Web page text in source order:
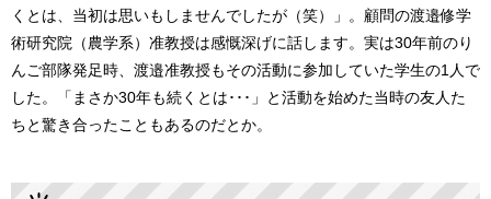
くとは、当初は思いもしませんでしたが（笑）」。顧問の渡邉修学
術研究院（農学系）准教授は感慨深げに話します。実は30年前のり
んご部隊発足時、渡邉准教授もその活動に参加していた学生の1人で
した。「まさか30年も続くとは･･･」と活動を始めた当時の友人た
ちと驚き合ったこともあるのだとか。